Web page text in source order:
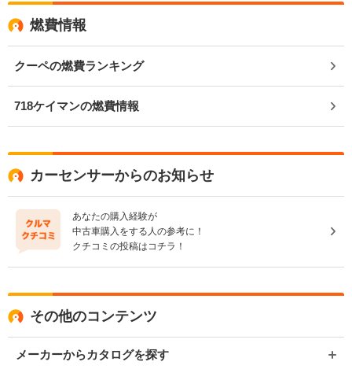
燃費情報
クーペの燃費ランキング
718ケイマンの燃費情報
カーセンサーからのお知らせ
あなたの購入経験が
中古車購入をする人の参考に！
クチコミの投稿はコチラ！
その他のコンテンツ
メーカーからカタログを探す